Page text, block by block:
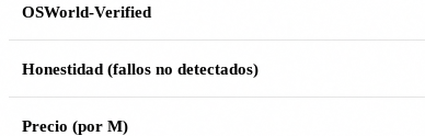
OSWorld-Verified
Honestidad (fallos no detectados)
Precio (por M)